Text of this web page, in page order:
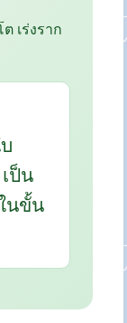
เร่งราก
ป็น
นขั้น